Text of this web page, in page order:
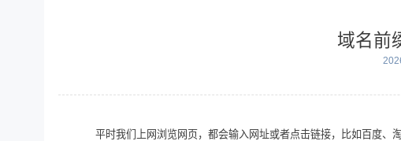
域名前
平时我们上网浏览网页，都会输入网址或者点击链接，比如百度